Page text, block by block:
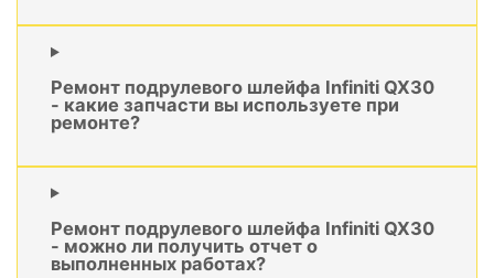
Ремонт подрулевого шлейфа Infiniti QX30
- какие запчасти вы используете при
ремонте?
Ремонт подрулевого шлейфа Infiniti QX30
- можно ли получить отчет о
выполненных работах?